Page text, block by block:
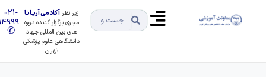
زیر نظرآکادمی آریـانـا
مجری برگزار کننده دوره
های بین المللی جهاد
دانشگاهی علوم پزشکی
021-
91494999
✆